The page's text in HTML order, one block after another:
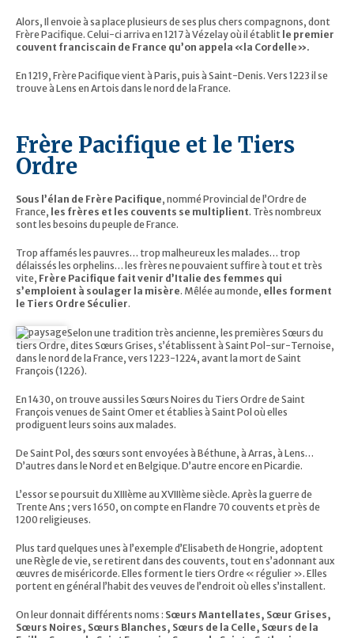
Alors, Il envoie à sa place plusieurs de ses plus chers compagnons, dont
Frère Pacifique. Celui-ci arriva en 1217 à Vézelay où il établit le premier
couvent franciscain de France qu’on appela «la Cordelle».
En 1219, Frère Pacifique vient à Paris, puis à Saint-Denis. Vers 1223 il se
trouve à Lens en Artois dans le nord de la France.
Frère Pacifique et le Tiers
Ordre
Sous l’élan de Frère Pacifique, nommé Provincial de l’Ordre de
France, les frères et les couvents se multiplient. Très nombreux
sont les besoins du peuple de France.
Trop affamés les pauvres… trop malheureux les malades… trop
délaissés les orphelins… les frères ne pouvaient suffire à tout et très
vite, Frère Pacifique fait venir d’Italie des femmes qui
s’emploient à soulager la misère. Mêlée au monde, elles forment
le Tiers Ordre Séculier.
Selon une tradition très ancienne, les premières Sœurs du
tiers Ordre, dites Sœurs Grises, s’établissent à Saint Pol-sur-Ternoise,
dans le nord de la France, vers 1223-1224, avant la mort de Saint
François (1226).
En 1430, on trouve aussi les Sœurs Noires du Tiers Ordre de Saint
François venues de Saint Omer et établies à Saint Pol où elles
prodiguent leurs soins aux malades.
De Saint Pol, des sœurs sont envoyées à Béthune, à Arras, à Lens…
D’autres dans le Nord et en Belgique. D’autre encore en Picardie.
L’essor se poursuit du XIIIème au XVIIIème siècle. Après la guerre de
Trente Ans ; vers 1650, on compte en Flandre 70 couvents et près de
1200 religieuses.
Plus tard quelques unes à l’exemple d’Elisabeth de Hongrie, adoptent
une Règle de vie, se retirent dans des couvents, tout en s’adonnant aux
œuvres de miséricorde. Elles forment le tiers Ordre « régulier ». Elles
portent en général l’habit des veuves de l’endroit où elles s’installent.
On leur donnait différents noms : Sœurs Mantellates, Sœur Grises,
Sœurs Noires, Sœurs Blanches, Sœurs de la Celle, Sœurs de la